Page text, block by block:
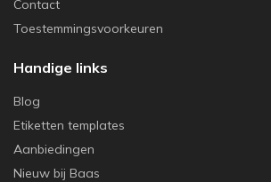
Contact
Toestemmingsvoorkeuren
Handige links
Blog
Etiketten templates
Aanbiedingen
Nieuw bij Baas